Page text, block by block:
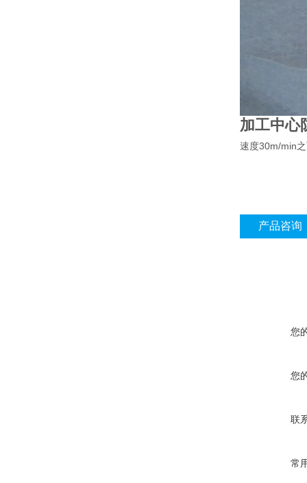
加工中心
速度30m/min
产品咨询
您
您
联
常